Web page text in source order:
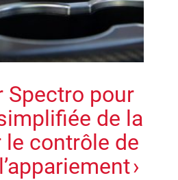
Spectro pour
de la
contrôle de